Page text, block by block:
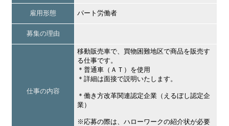
雇用形態 パート労働者
募集の理由
仕事の内容
移動販売車で、買物困難地区で商品を販売す
る仕事です。
＊普通車（ＡＴ）を使用
＊詳細は面接で説明いたします。
＊働き方改革関連認定企業（えるぼし認定企
業）
※応募の際は、ハローワークの紹介状が必要